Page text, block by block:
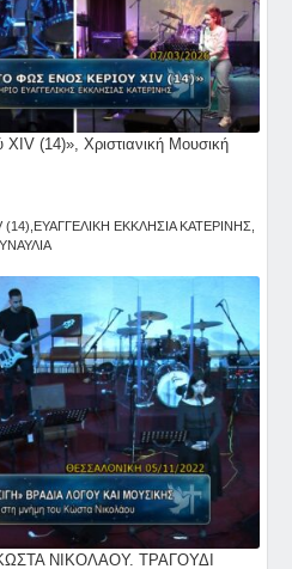
(14)», Χριστιανική Μουσική
(14) ΕΥΑΓΓΕΛΙΚΗ ΕΚΚΛΗΣΙΑ ΚΑΤΕΡΙΝΗΣ
ΝΙΚΟΛΑΟΥ. ΤΡΑΓΟΥΔΙ